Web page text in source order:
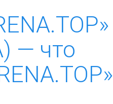
— что